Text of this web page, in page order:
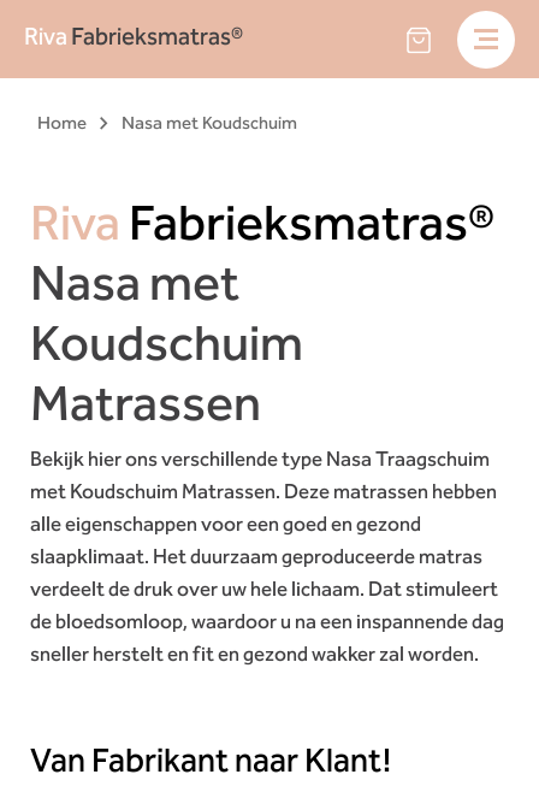
Riva Fabrieksmatras®
Home Nasa met Koudschuim
Riva Fabrieksmatras®
Nasa met
Koudschuim
Matrassen
Bekijk hier ons verschillende type Nasa Traagschuim
met Koudschuim Matrassen. Deze matrassen hebben
alle eigenschappen voor een goed en gezond
slaapklimaat. Het duurzaam geproduceerde matras
verdeelt de druk over uw hele lichaam. Dat stimuleert
de bloedsomloop, waardoor u na een inspannende dag
sneller herstelt en fit en gezond wakker zal worden.
Van Fabrikant naar Klant!